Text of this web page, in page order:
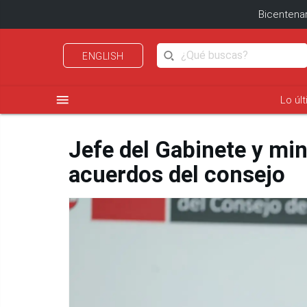
ENGLISH
menu Lo
Jefe del Gabinete y
acuerdos del consejo